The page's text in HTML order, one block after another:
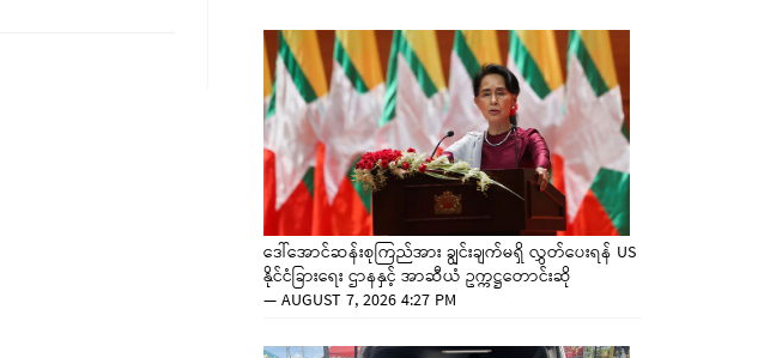
ဒေါ်အောင်ဆန်းစုကြည်အား ချွင်းချက်မရှိ လွှတ်ပေးရန် US
နိုင်ငံခြားရေး ဌာနနှင့် အာဆီယံ ဥက္ကဋ္ဌတောင်းဆို
—AUGUST 7, 2026 4:27 PM